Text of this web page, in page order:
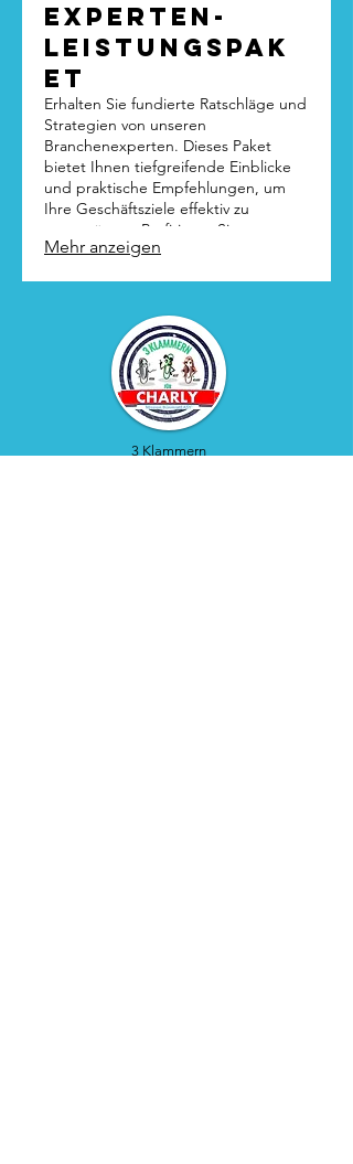
Experten-
Leistungspak
et
Erhalten Sie fundierte Ratschläge und
Strategien von unseren
Branchenexperten. Dieses Paket
bietet Ihnen tiefgreifende Einblicke
und praktische Empfehlungen, um
Ihre Geschäftsziele effektiv zu
unterstützen. Profitieren Sie von
unserem Fachwissen für
Mehr anzeigen
3 Klammern